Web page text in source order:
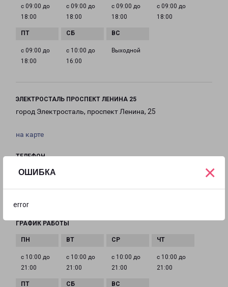
ОШИБКА
error
×
с 09:00 до
18:00
с 09:00 до
18:00
с 09:00 до
18:00
с 09:00 до
18:00
с 09:00 до
18:00
с 10:00 до
16:00
Выходной
ЭЛЕКТРОСТАЛЬ ПРОСПЕКТ ЛЕНИНА 25
город Электросталь, проспект Ленина, 25
на карте
ТЕЛЕФОН
8(499) 670-05-07
EMAIL
elektrostal@pecom.ru
ГРАФИК РАБОТЫ
с 10:00 до
21:00
с 10:00 до
21:00
с 10:00 до
21:00
с 10:00 до
21:00